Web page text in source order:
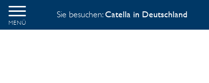
MENÜ
Sie besuchen:Catella in Deutschland